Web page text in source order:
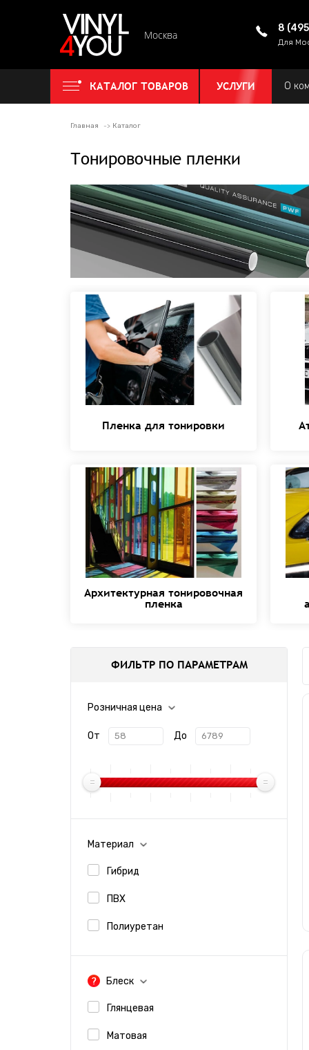
Москва
8
Для
КАТАЛОГ ТОВАРОВ УСЛУГИ О
Главная Каталог
Тонировочные пленки
Пленка для тонировки
Архитектурная тонировочная
пленка
пленка
ФИЛЬТР ПО ПАРАМЕТРАМ
Розничная цена
От До
Материал
Гибрид
ПВХ
Полиуретан
Блеск
Глянцевая
Матовая